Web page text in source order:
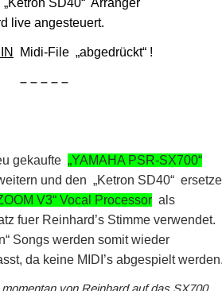
SD40“ Arranger
live angesteuert.
Midi-File „abgedrückt“ !
– – – – –
gekaufte „YAMAHA PSR-SX700“
und den „Ketron SD40“
V3“ Vocal Processorals
fuer Reinhard’s Stimme verwendet.
Songs werden somit wieder
da keine MIDI’s abgespielt
von Reinhard auf das SX700